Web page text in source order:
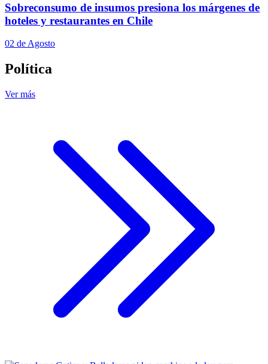
Sobreconsumo de insumos presiona los márgenes de
hoteles y restaurantes en Chile
02 de Agosto
Política
Ver más